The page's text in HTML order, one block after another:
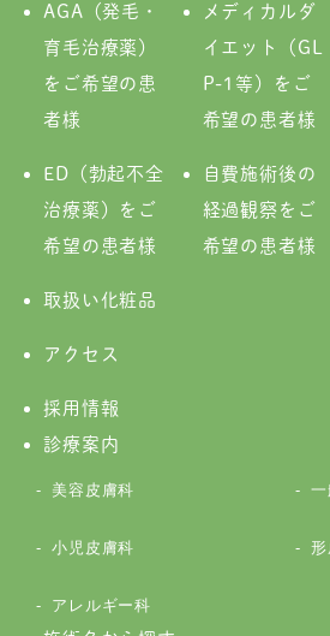
AGA（発毛・
育毛治療薬）
をご希望の患
者様
メディカルダ
イエット（GL
P-1等）をご
希望の患者様
ED（勃起不全
治療薬）をご
希望の患者様
自費施術後の
経過観察をご
希望の患者様
取扱い化粧品
アクセス
採用情報
診療案内
美容皮膚科 一
小児皮膚科 形
アレルギー科